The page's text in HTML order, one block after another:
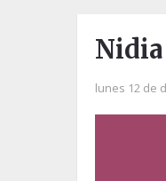
lunes 12 de